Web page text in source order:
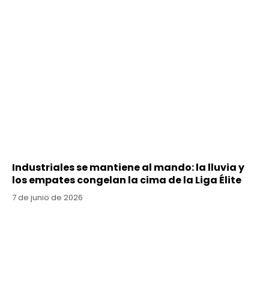
Industriales se mantiene al mando: la lluvia y
los empates congelan la cima de la Liga Élite
7 de junio de 2026